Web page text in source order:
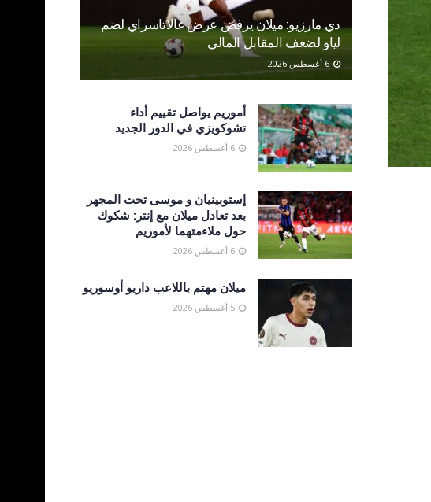
دي مارزيو: ميلان يرفض عرض غالاتاسراي لضم
لياو لضعف المقابل المالي
أموريم يواصل تقييم أداء
تشوكويزي في الدور الجديد
إستوبينيان و موسى تحت المجهر
بعد تعادل ميلان مع إنتر: شكوك
حول ملاءمتهما لأموريم
ميلان مهتم باللاعب داريو أوسوريو